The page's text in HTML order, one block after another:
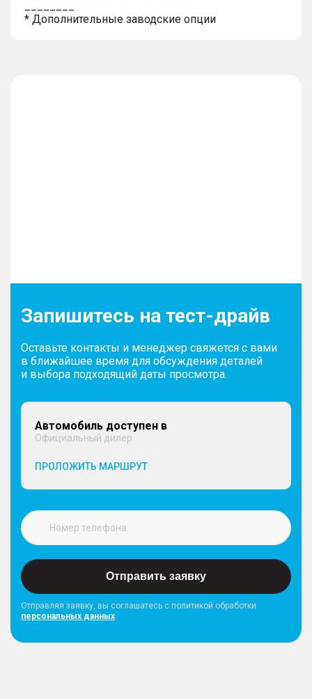
* Дополнительные заводские опции
Запишитесь на тест-драйв
Оставьте контакты и менеджер свяжется с вами
в ближайшее время для обсуждения деталей
и выбора подходящий даты просмотра.
Автомобиль доступен в
Официальный дилер
ПРОЛОЖИТЬ МАРШРУТ
Отправить заявку
Отправляя заявку, вы соглашатесь с политикой обработки
персональных данных